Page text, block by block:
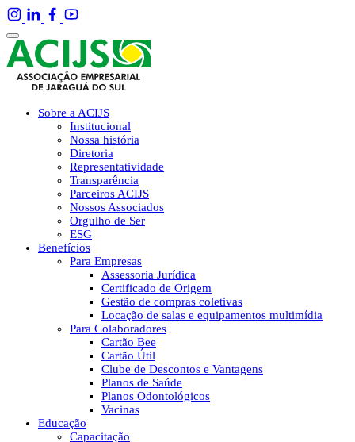
Sobre a ACIJS
Institucional
Nossa história
Diretoria
Representatividade
Transparência
Parceiros ACIJS
Nossos Associados
Orgulho de Ser
ESG
Benefícios
Para Empresas
Assessoria Jurídica
Certificado de Origem
Gestão de compras coletivas
Locação de salas e equipamentos multimídia
Para Colaboradores
Cartão Bee
Cartão Útil
Clube de Descontos e Vantagens
Planos de Saúde
Planos Odontológicos
Vacinas
Educação
Capacitação